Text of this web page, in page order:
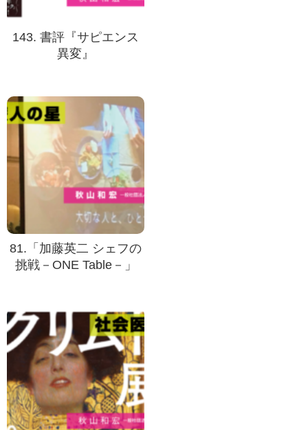
143. 書評『サピエンス
異変』
81.「加藤英二 シェフの
挑戦－ONE Table－」